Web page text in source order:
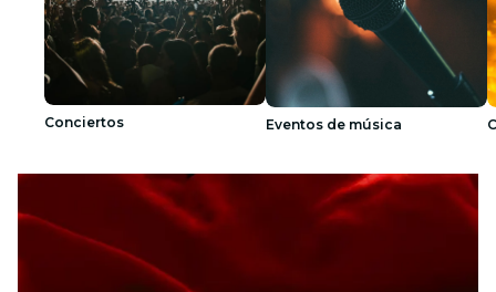
Conciertos Eventos de música